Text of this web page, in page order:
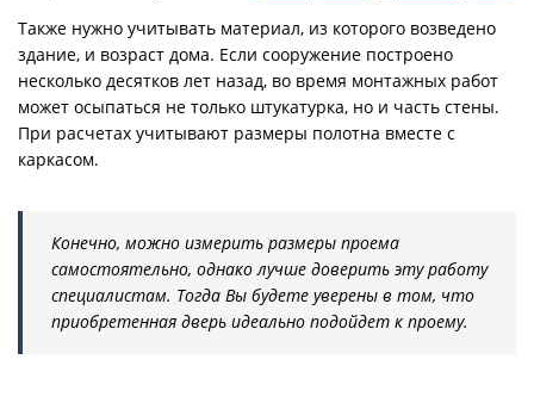
Также нужно учитывать материал, из которого возведено
здание, и возраст дома. Если сооружение построено
несколько десятков лет назад, во время монтажных работ
может осыпаться не только штукатурка, но и часть стены.
При расчетах учитывают размеры полотна вместе с
каркасом.
Конечно, можно измерить размеры проема
самостоятельно, однако лучше доверить эту работу
специалистам. Тогда Вы будете уверены в том, что
приобретенная дверь идеально подойдет к проему.